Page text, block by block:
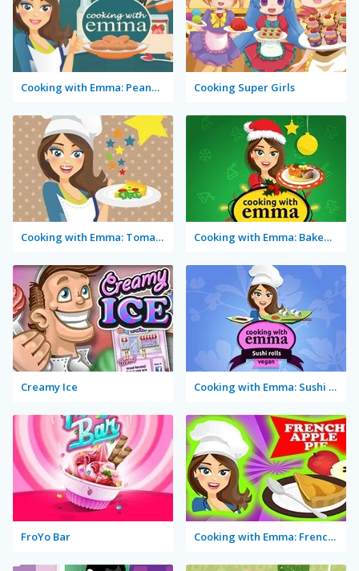
Cooking with Emma: Peanut Butter Cookies Cooking Super Girls
Cooking with Emma: Tomato Quiche Vegan Cooking with Emma: Baked Apples Vegan
Creamy Ice Cooking with Emma: Sushi Rolls Vegan
FroYo Bar Cooking with Emma: French Apple Pie Vegan